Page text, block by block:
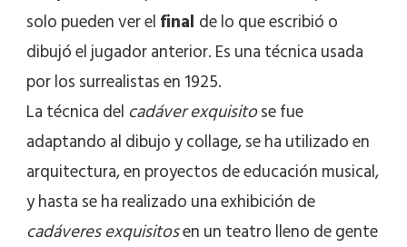
solo pueden ver elfinal de lo que escribió o
dibujó el jugador anterior. Es una técnica usada
por los surrealistas en 1925.
La técnica delcadáver exquisitose fue
adaptando al dibujo y collage, se ha utilizado en
arquitectura, en proyectos de educación musical,
y hasta se ha realizado una exhibición de
cadáveres exquisitosen un teatro lleno de gente